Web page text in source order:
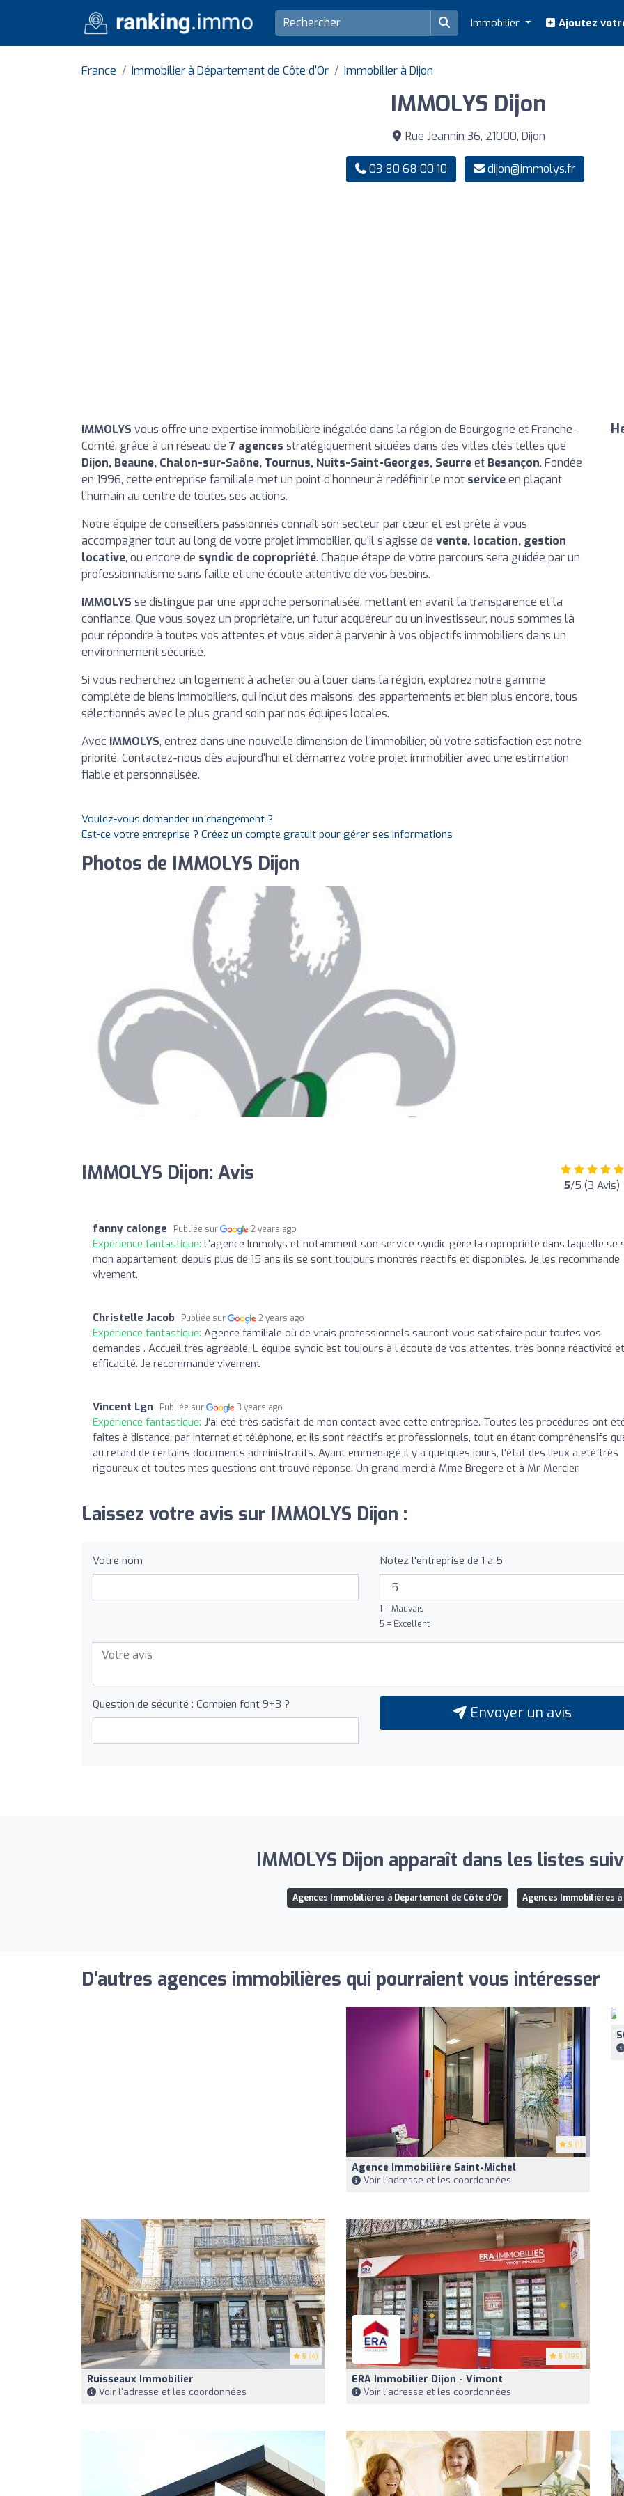
Immobilier Ajoutez
France Immobilier à Département de Côte d'Or Immobilier à Dijon
IMMOLYS Dijon
Rue Jeannin 36, 21000, Dijon
03 80 68 00 10 dijon@immolys.fr
IMMOLYS vous offre une expertise immobilière inégalée dans la région de Bourgogne et Franche-
Comté, grâce à un réseau de 7 agences stratégiquement situées dans des villes clés telles que
Dijon, Beaune, Chalon-sur-Saône, Tournus, Nuits-Saint-Georges, Seurreet Besançon. Fondée
en 1996, cette entreprise familiale met un point d'honneur à redéfinir le mot serviceen plaçant
l'humain au centre de toutes ses actions.
Notre équipe de conseillers passionnés connaît son secteur par cœur et est prête à vous
accompagner tout au long de votre projet immobilier, qu'il s'agisse de vente, location, gestion
locative, ou encore de syndic de copropriété. Chaque étape de votre parcours sera guidée par un
professionnalisme sans faille et une écoute attentive de vos besoins.
IMMOLYS se distingue par une approche personnalisée, mettant en avant la transparence et la
confiance. Que vous soyez un propriétaire, un futur acquéreur ou un investisseur, nous sommes là
pour répondre à toutes vos attentes et vous aider à parvenir à vos objectifs immobiliers dans un
environnement sécurisé.
Si vous recherchez un logement à acheter ou à louer dans la région, explorez notre gamme
complète de biens immobiliers, qui inclut des maisons, des appartements et bien plus encore, tous
sélectionnés avec le plus grand soin par nos équipes locales.
Avec IMMOLYS, entrez dans une nouvelle dimension de l’immobilier, où votre satisfaction est notre
priorité. Contactez-nous dès aujourd'hui et démarrez votre projet immobilier avec une estimation
fiable et personnalisée.
Voulez-vous demander un changement ?
Est-ce votre entreprise ? Créez un compte gratuit pour gérer ses informations
Photos de IMMOLYS Dijon
IMMOLYS Dijon: Avis 5/5 (3 Avis)
fanny calonge Publiée sur 2 years ago
Expérience fantastique: L’agence Immolys et notamment son service syndic gère la copropriété dans laquelle se
mon appartement: depuis plus de 15 ans ils se sont toujours montrés réactifs et disponibles. Je les recommande
vivement.
Christelle Jacob Publiée sur 2 years ago
Expérience fantastique: Agence familiale où de vrais professionnels sauront vous satisfaire pour toutes vos
demandes . Accueil très agréable. L équipe syndic est toujours à l écoute de vos attentes, très bonne réactivité et
efficacité. Je recommande vivement
Vincent Lgn Publiée sur 3 years ago
Expérience fantastique: J'ai été très satisfait de mon contact avec cette entreprise. Toutes les procédures ont
faites à distance, par internet et téléphone, et ils sont réactifs et professionnels, tout en étant compréhensifs
au retard de certains documents administratifs. Ayant emménagé il y a quelques jours, l'état des lieux a été très
rigoureux et toutes mes questions ont trouvé réponse. Un grand merci à Mme Bregere et à Mr Mercier.
Laissez votre avis sur IMMOLYS Dijon :
Votre nom Notez l'entreprise de 1 à 5
1 = Mauvais
5 = Excellent
Question de sécurité : Combien font 9+3 ? Envoyer un avis
IMMOLYS Dijon apparaît dans les listes
Agences Immobilières à Département de Côte d'Or Agences Immobilières à
D'autres agences immobilières qui pourraient vous intéresser
5 (1)
Agence Immobilière Saint-Michel
Voir l'adresse et les coordonnées
5 (4)
Ruisseaux Immobilier
Voir l'adresse et les coordonnées
5 (199)
ERA Immobilier Dijon - Vimont
Voir l'adresse et les coordonnées